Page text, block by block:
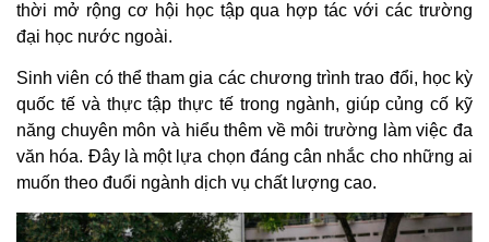
thời mở rộng cơ hội học tập qua hợp tác với các trường
đại học nước ngoài.
Sinh viên có thể tham gia các chương trình trao đổi, học kỳ
quốc tế và thực tập thực tế trong ngành, giúp củng cố kỹ
năng chuyên môn và hiểu thêm về môi trường làm việc đa
văn hóa. Đây là một lựa chọn đáng cân nhắc cho những ai
muốn theo đuổi ngành dịch vụ chất lượng cao.